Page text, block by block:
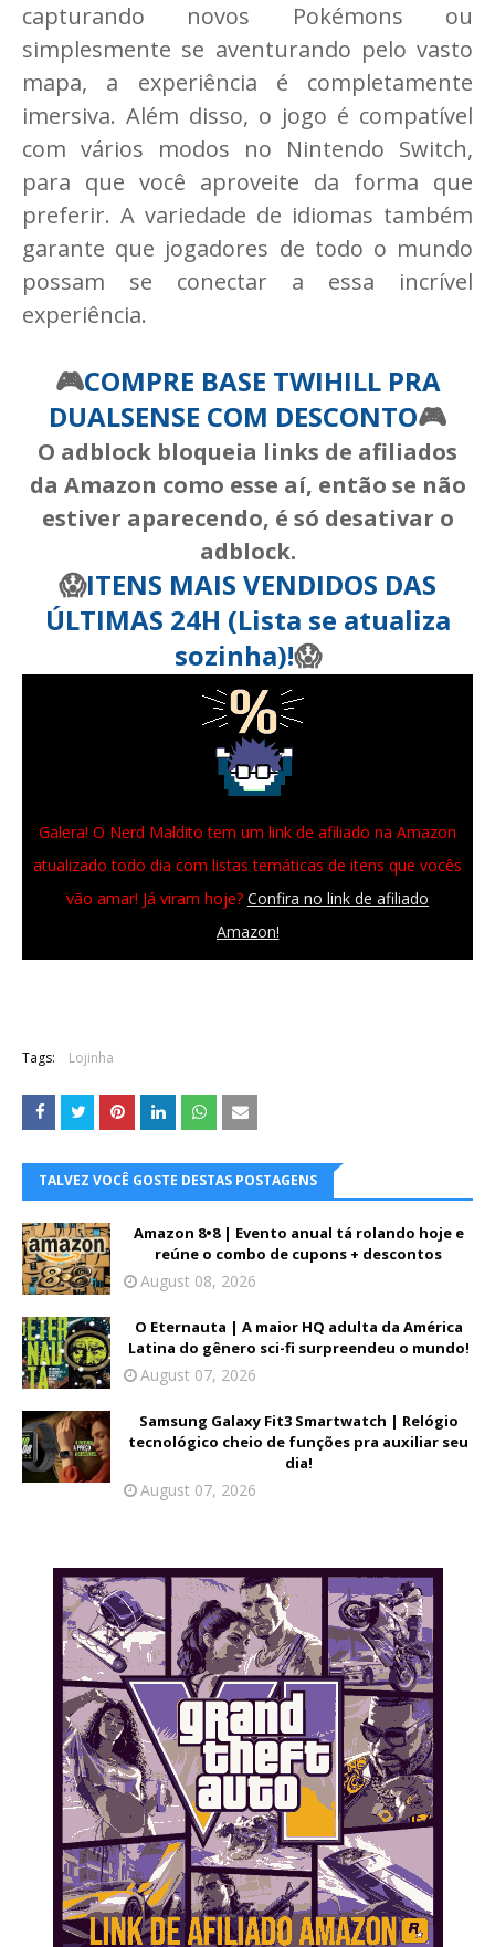
capturando novos Pokémons ou
simplesmente se aventurando pelo vasto
mapa, a experiência é completamente
imersiva. Além disso, o jogo é compatível
com vários modos no Nintendo Switch,
para que você aproveite da forma que
preferir. A variedade de idiomas também
garante que jogadores de todo o mundo
possam se conectar a essa incrível
experiência.
🎮COMPRE BASE TWIHILL PRA
DUALSENSE COM DESCONTO🎮
O adblock bloqueia links de afiliados
da Amazon como esse aí, então se não
estiver aparecendo, é só desativar o
adblock.
😱ITENS MAIS VENDIDOS DAS
ÚLTIMAS 24H (Lista se atualiza
sozinha)!😱
Galera! O Nerd Maldito tem um link de afiliado na Amazon
atualizado todo dia com listas temáticas de itens que vocês
vão amar! Já viram hoje? Confira no link de afiliado
Amazon!
Tags: Lojinha
TALVEZ VOCÊ GOSTE DESTAS POSTAGENS
Amazon 8•8 | Evento anual tá rolando hoje e
reúne o combo de cupons + descontos
August 08, 2026
O Eternauta | A maior HQ adulta da América
Latina do gênero sci-fi surpreendeu o mundo!
August 07, 2026
Samsung Galaxy Fit3 Smartwatch | Relógio
tecnológico cheio de funções pra auxiliar seu
dia!
August 07, 2026